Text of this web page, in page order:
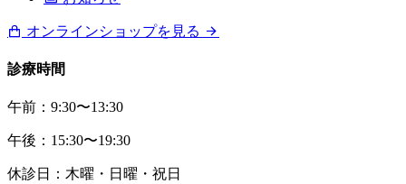
オンラインショップを見る
診療時間
午前：9:30〜13:30
午後：15:30〜19:30
休診日：木曜・日曜・祝日